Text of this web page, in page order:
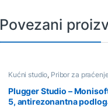
Povezani
Kućni studio, Pribor za
Plugger Studio –
5, antirezonantna